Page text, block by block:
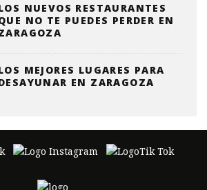
NUEVOS RESTAURANTES
NO TE PUEDES PERDER EN
MEJORES LUGARES PARA
EN ZARAGOZA